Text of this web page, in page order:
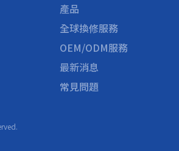
產品
全球換修服務
OEM/ODM服務
最新消息
常見問題